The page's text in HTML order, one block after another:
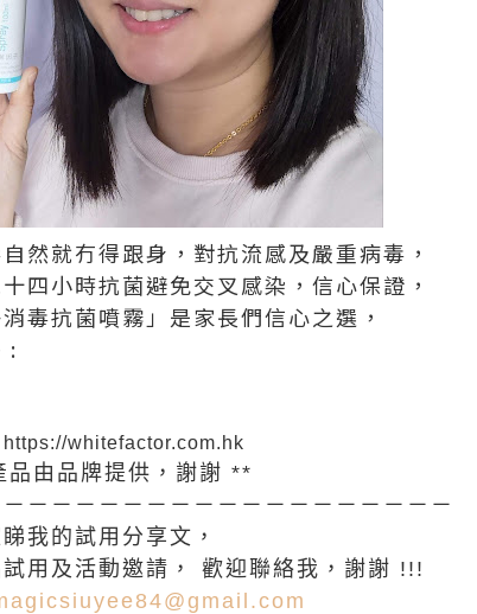
然就冇得跟身，對抗流感及嚴重病毒，
四小時抗菌避免交叉感染，信心保證，
消毒抗菌噴霧」是家長們信心之選，
:
https://whitefactor.com.hk
品由品牌提供，謝謝 **
－－－－－－－－－－－－－－－－－－
我的試用分享文，
用及活動邀請， 歡迎聯絡我，謝謝 !!!